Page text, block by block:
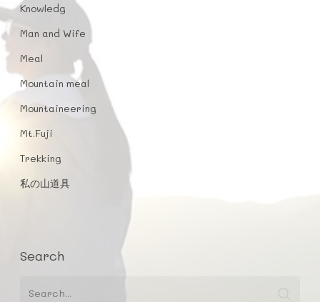
Knowledg
Man and Wife
Meal
Mountain meal
Mountaineering
Mt.Fuji
Trekking
私の山道具
Search